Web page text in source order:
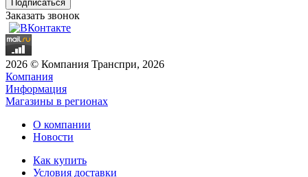
Заказать звонок
2026 © Компания Транспри, 2026
Компания
Информация
Магазины в регионах
О компании
Новости
Как купить
Условия доставки